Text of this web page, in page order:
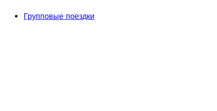
Групповые поездки